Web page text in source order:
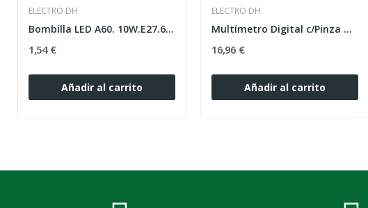
ELECTRO DH
Bombilla LED A60. 10W.E27.6500K. DIA.
1,54 €
Añadir al carrito
ELECTRO DH
Multímetro Digital c/Pinza Amperimétrica
16,96 €
Añadir al carrito